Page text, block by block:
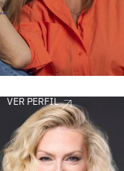
VER PERFIL